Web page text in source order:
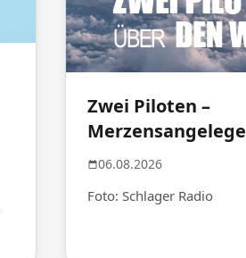
Zwei Piloten –
06.08.2026
Foto: Schlager Radio